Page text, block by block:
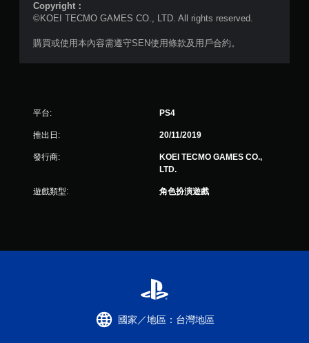
Copyright：
©KOEI TECMO GAMES CO., LTD. All rights reserved.
購買或使用本內容需遵守SEN使用條款及用戶合約。
平台: PS4
推出日: 20/11/2019
發行商:
KOEI TECMO GAMES CO.,
LTD.
遊戲類型: 角色扮演遊戲
國家／地區：台灣地區